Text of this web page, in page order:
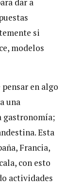
si
modelos
en algo
una
gastronomía;
Esta
Francia,
con esto
actividades